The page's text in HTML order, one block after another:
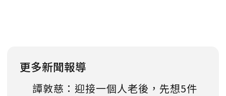
更多新聞報導
譚敦慈：迎接一個人老後，先想5件